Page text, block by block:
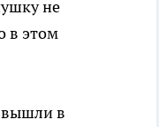
не
в этом
вышли в